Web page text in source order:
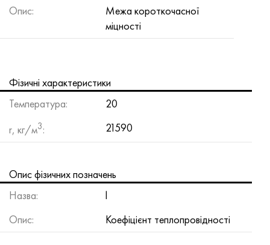
Опис:
Межа короткочасної
міцності
Фізичні характеристики
Температура:
20
r, кг/м3: 21590
Опис фізичних позначень
Назва:
l
Опис:
Коефіцієнт теплопровідності
Хастеллой C-276
Хастеллой C2000
Хастеллой x
Удимет 500
40ХФА, 1.7223, aisi 4142
45Х, 45h, 1.7035
А40Г, 44smn28, 1.0762, 46s20